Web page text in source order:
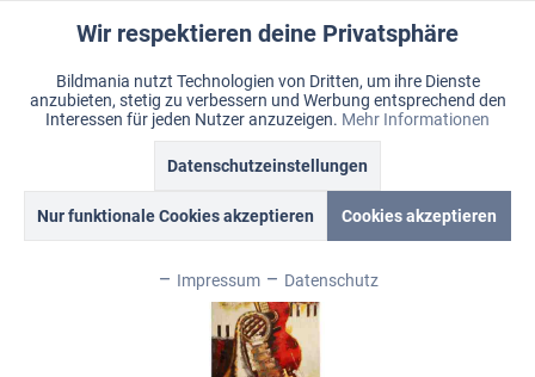
Warenkorb
Merkzettel Mein Konto
Menü
Ölbild "Instruments“
Funktionale Aktiv
Marketing Inaktiv
Inaktiv
Wir respektieren deine Privatsphäre
Bildmania nutzt Technologien von Dritten, um ihre Dienste
anzubieten, stetig zu verbessern und Werbung entsprechend den
Interessen für jeden Nutzer anzuzeigen. Mehr Informationen
Datenschutzeinstellungen
Nur funktionale Cookies akzeptieren Cookies akzeptieren
Impressum Datenschutz